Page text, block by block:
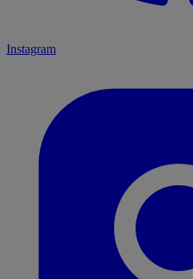
Instagram